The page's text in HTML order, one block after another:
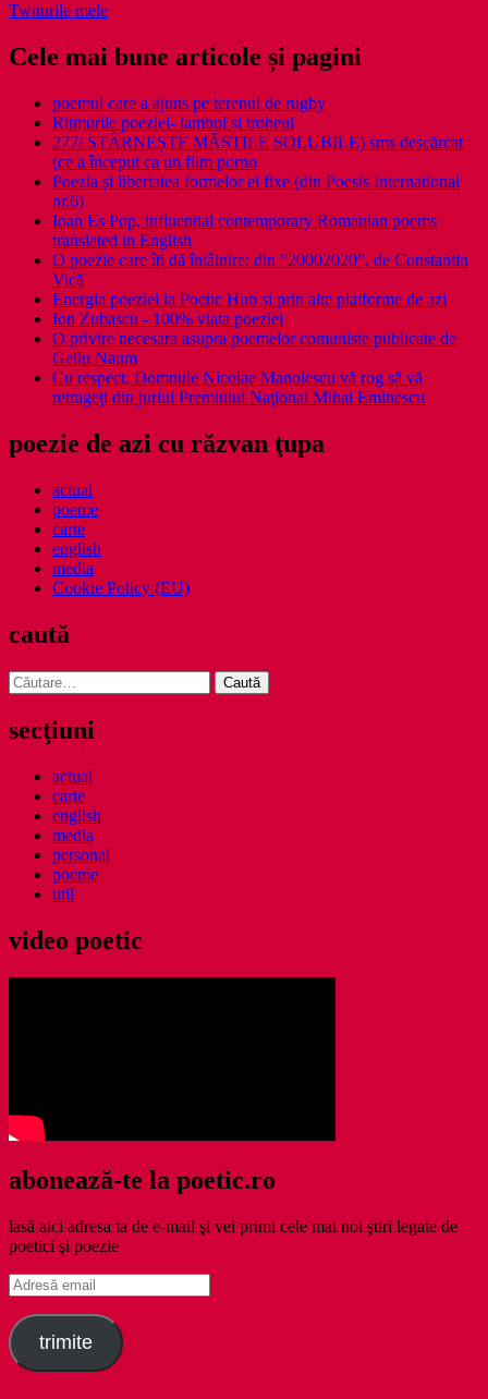
Twiturile mele
Cele mai bune articole și pagini
poemul care a ajuns pe terenul de rugby
Ritmurile poeziei- iambul și troheul
277/ STÂRNEȘTE MĂȘTILE SOLUBILE) sms descărcat
(ce a început ca un film porno
Poezia şi libertatea formelor ei fixe (din Poesis International
nr.6)
Ioan Es Pop, influential contemporary Romanian poems
translated in English
O poezie care îți dă întâlnire: din ”20002020”, de Constantin
Vică
Energia poeziei la Poetic Hub și prin alte platforme de azi
Ion Zubascu - 100% viata poeziei
O privire necesara asupra poemelor comuniste publicate de
Gellu Naum
Cu respect, Domnule Nicolae Manolescu vă rog să vă
retrageţi din juriul Premiului Naţional Mihai Eminescu
poezie de azi cu răzvan ţupa
actual
poeme
carte
english
media
Cookie Policy (EU)
caută
Caută
după:
secţiuni
actual
carte
english
media
personal
poeme
util
video poetic
abonează-te la poetic.ro
lasă aici adresa ta de e-mail şi vei primi cele mai noi ştiri legate de
poetici şi poezie
Adresă
email
trimite